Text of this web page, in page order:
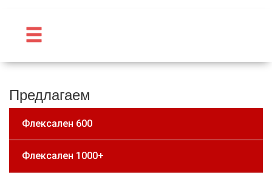
Предлагаем
Флексален 600
Флексален 1000+